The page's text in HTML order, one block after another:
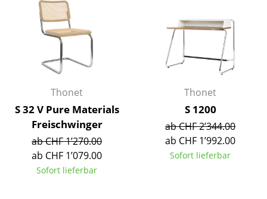
Einzelbetten
Stapelbetten
Kinderbetten
Nachttische & Bettzubehör
... alle Betten
Accessoires
Uhren
Thonet
S 32 V Pure Materials
Freischwinger
ab CHF 1’270.00
ab CHF 1’079.00
Sofort lieferbar
Thonet
S 1200
ab CHF 2’344.00
ab CHF 1’992.00
Sofort lieferbar